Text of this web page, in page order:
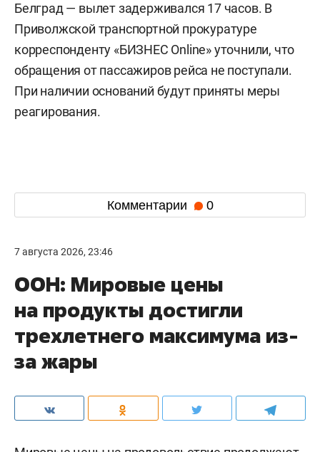
Белград — вылет задерживался 17 часов. В
Приволжской транспортной прокуратуре
корреспонденту «БИЗНЕС Online» уточнили, что
обращения от пассажиров рейса не поступали.
При наличии оснований будут приняты меры
реагирования.
Комментарии 0
7 августа 2026, 23:46
ООН: Мировые цены
на продукты достигли
трехлетнего максимума из-
за жары